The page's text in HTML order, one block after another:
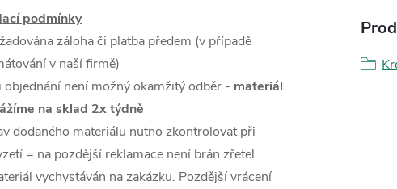
podmínky
záloha či platba předem (v případě
v naší firmě)
objednání není možný okamžitý odběr - materiál
na sklad 2x týdně
dodaného materiálu nutno zkontrolovat při
= na pozdější reklamace není brán zřetel
vychystáván na zakázku. Pozdější vrácení